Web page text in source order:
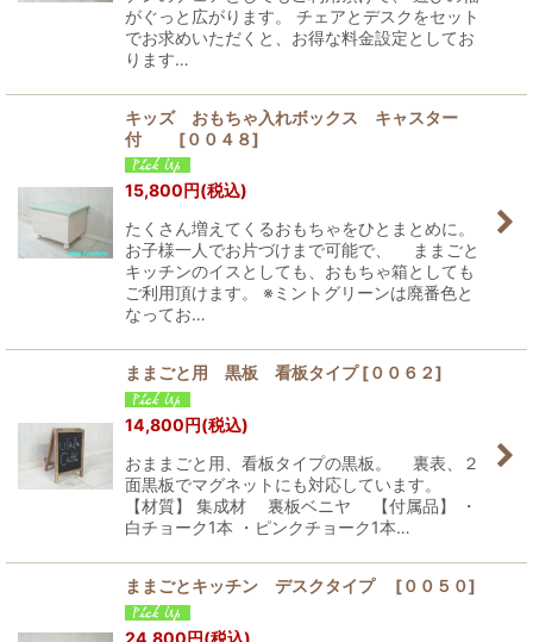
がぐっと広がります。 チェアとデスクをセット
でお求めいただくと、お得な料金設定としてお
ります…
キッズ おもちゃ入れボックス キャスター
付
[００４８]
15,800円(税込)
たくさん増えてくるおもちゃをひとまとめに。
お子様一人でお片づけまで可能で、 ままごと
キッチンのイスとしても、おもちゃ箱としても
ご利用頂けます。 ※ミントグリーンは廃番色と
なってお…
ままごと用 黒板 看板タイプ [００６２]
14,800円(税込)
おままごと用、看板タイプの黒板。 裏表、２
面黒板でマグネットにも対応しています。
【材質】 集成材 裏板ベニヤ 【付属品】 ・
白チョーク1本 ・ピンクチョーク1本…
ままごとキッチン デスクタイプ [００５０]
24,800円(税込)